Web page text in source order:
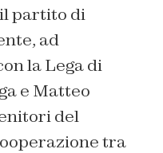
partito di
ad
la Lega di
e Matteo
del
tra